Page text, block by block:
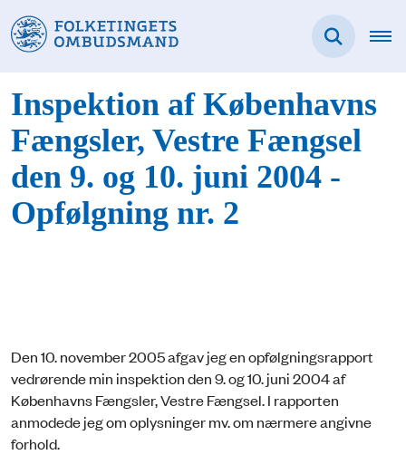
Inspektion af Københavns
Fængsler, Vestre Fængsel
den 9. og 10. juni 2004 -
Opfølgning nr. 2
Den 10. november 2005 afgav jeg en opfølgningsrapport
vedrørende min inspektion den 9. og 10. juni 2004 af
Københavns Fængsler, Vestre Fængsel. I rapporten
anmodede jeg om oplysninger mv. om nærmere angivne
forhold.